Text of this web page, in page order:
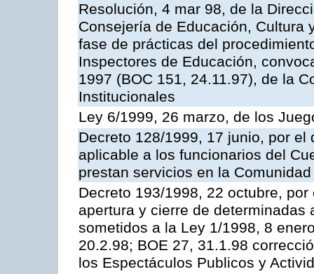
Resolución, 4 mar 98, de la
Consejería de Educación, Cultura
fase de prácticas del
Inspectores de Educación,
1997 (BOC 151, 24.11.97), de la
Institucionales
Ley 6/1999, 26 marzo, de los
Decreto 128/1999, 17 junio, por
aplicable a los funcionarios del
prestan servicios en la
Decreto 193/1998, 22 octubre,
apertura y cierre de
sometidos a la Ley 1/1998, 8
20.2.98; BOE 27, 31.1.98
los Espectáculos Publicos y